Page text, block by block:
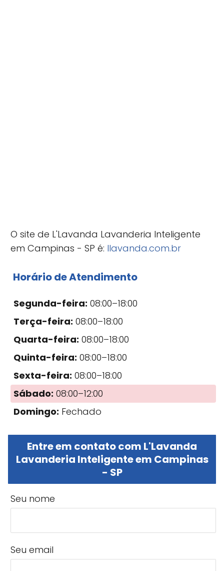
O site de L'Lavanda Lavanderia Inteligente
em Campinas - SP é: llavanda.com.br
Horário de Atendimento
Segunda-feira: 08:00–18:00
Terça-feira: 08:00–18:00
Quarta-feira: 08:00–18:00
Quinta-feira: 08:00–18:00
Sexta-feira: 08:00–18:00
Sábado: 08:00–12:00
Domingo: Fechado
Entre em contato com L'Lavanda
Lavanderia Inteligente em Campinas
- SP
Seu nome
Seu email